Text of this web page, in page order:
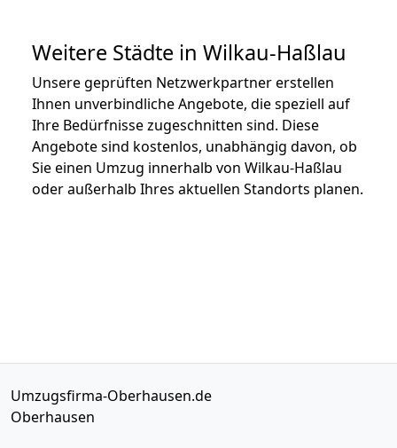
Weitere Städte in Wilkau-Haßlau
Unsere geprüften Netzwerkpartner erstellen
Ihnen unverbindliche Angebote, die speziell auf
Ihre Bedürfnisse zugeschnitten sind. Diese
Angebote sind kostenlos, unabhängig davon, ob
Sie einen Umzug innerhalb von Wilkau-Haßlau
oder außerhalb Ihres aktuellen Standorts planen.
Umzugsfirma-Oberhausen.de
Oberhausen